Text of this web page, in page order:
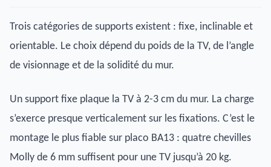
Trois catégories de supports existent : fixe, inclinable et
orientable. Le choix dépend du poids de la TV, de l’angle
de visionnage et de la solidité du mur.
Un support fixe plaque la TV à 2-3 cm du mur. La charge
s’exerce presque verticalement sur les fixations. C’est le
montage le plus fiable sur placo BA13 : quatre chevilles
Molly de 6 mm suffisent pour une TV jusqu’à 20 kg.